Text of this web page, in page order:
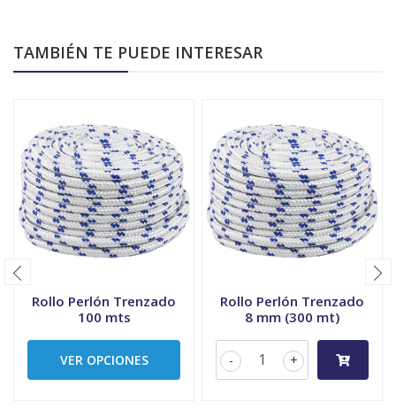
TAMBIÉN TE PUEDE INTERESAR
Rollo Perlón Trenzado
100 mts
VER OPCIONES
Rollo Perlón Trenzado
8 mm (300 mt)
+
-